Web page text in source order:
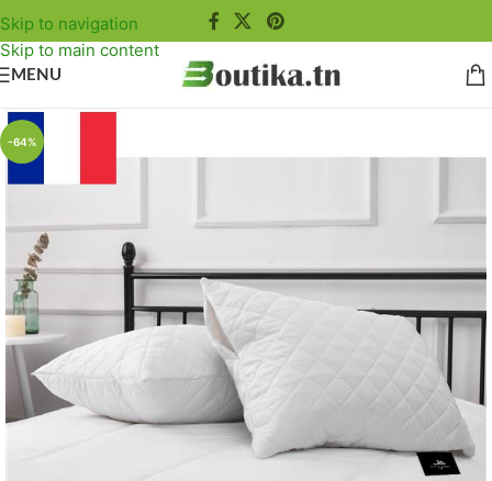
Skip to navigation
Skip to main content
MENU
-64%